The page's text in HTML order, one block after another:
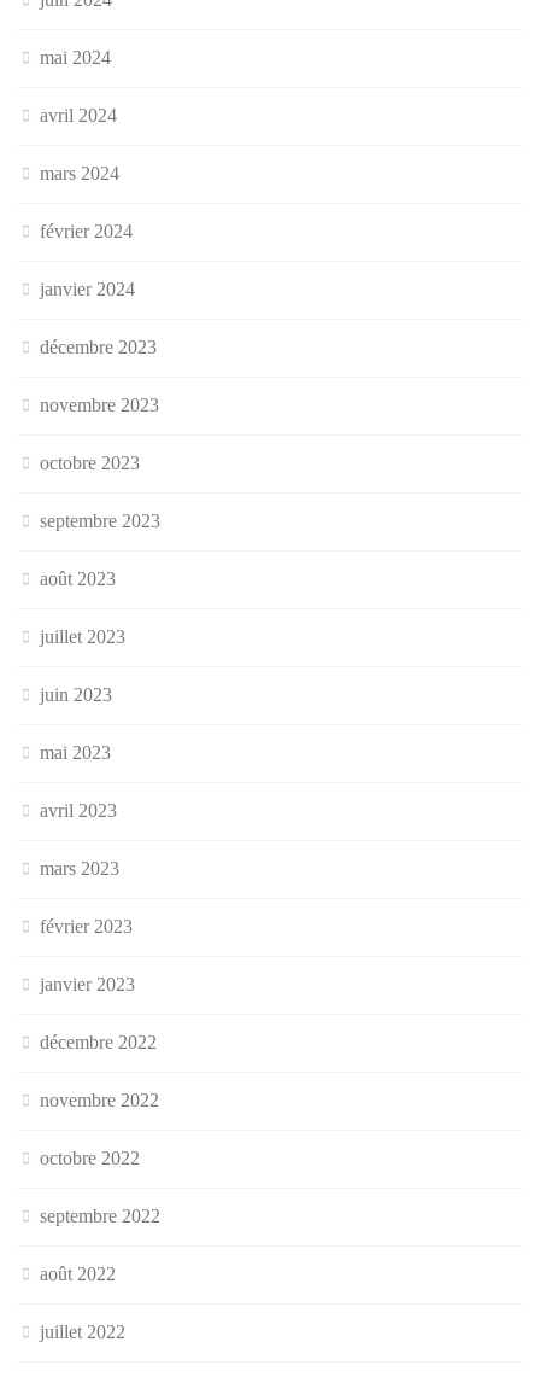
mai 2024
avril 2024
mars 2024
février 2024
janvier 2024
décembre 2023
novembre 2023
octobre 2023
septembre 2023
août 2023
juillet 2023
juin 2023
mai 2023
avril 2023
mars 2023
février 2023
janvier 2023
décembre 2022
novembre 2022
octobre 2022
septembre 2022
août 2022
juillet 2022